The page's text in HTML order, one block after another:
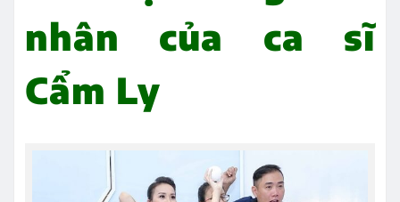
nhân của ca sĩ
Cẩm Ly